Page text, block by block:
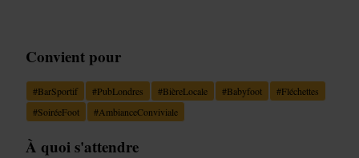
Convient pour
#BarSportif #PubLondres #BièreLocale #Babyfoot #Fléchettes
#SoiréeFoot #AmbianceConviviale
À quoi s'attendre